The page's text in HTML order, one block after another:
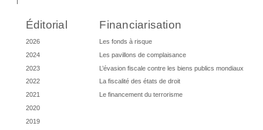
Éditorial
2026
2024
2023
2022
2021
2020
2019
Financiarisation
Les fonds à risque
Les pavillons de complaisance
L’évasion fiscale contre les biens publics mondiaux
La fiscalité des états de droit
Le financement du terrorisme